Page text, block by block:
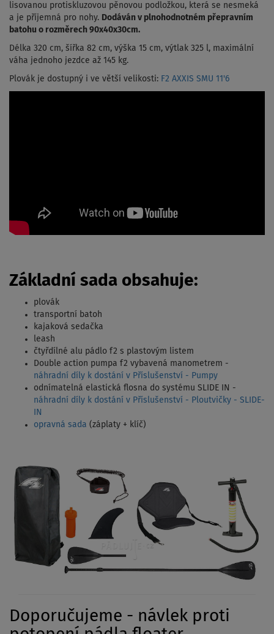
lisovanou protiskluzovou pěnovou podložkou, která se nesmeká
a je příjemná pro nohy. Dodáván v plnohodnotném přepravním
batohu o rozměrech 90x40x30cm.
Délka 320 cm, šířka 82 cm, výška 15 cm, výtlak 325 l, maximální
váha jednoho jezdce až 145 kg.
Plovák je dostupný i ve větší velikosti: F2 AXXIS SMU 11'6
Základní sada obsahuje:
plovák
transportní batoh
kajaková sedačka
leash
čtyřdílné alu pádlo f2 s plastovým listem
Double action pumpa f2 vybavená manometrem -
náhradní díly k dostání v Příslušenství - Pumpy
odnímatelná elastická flosna do systému SLIDE IN -
náhradní díly k dostání v Příslušenství - Ploutvičky - SLIDE-
IN
opravná sada (záplaty + klíč)
Doporučujeme - návlek proti